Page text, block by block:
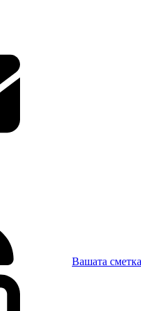
Вашата сметка